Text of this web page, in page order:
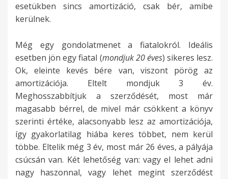
esetükben sincs amortizáció, csak bér, amibe
kerülnek.
Még egy gondolatmenet a fiatalokról. Ideális
esetben jön egy fiatal (mondjuk 20 éves) sikeres lesz.
Ok, eleinte kevés bére van, viszont pörög az
amortizációja. Eltelt mondjuk 3 év.
Meghosszabbítjuk a szerződését, most már
magasabb bérrel, de mivel már csökkent a könyv
szerinti értéke, alacsonyabb lesz az amortizációja,
így gyakorlatilag hiába keres többet, nem kerül
többe. Eltelik még 3 év, most már 26 éves, a pályája
csúcsán van. Két lehetőség van: vagy el lehet adni
nagy haszonnal, vagy lehet megint szerződést